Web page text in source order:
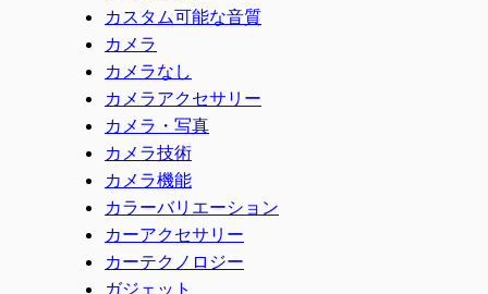
カスタム可能な音質
カメラ
カメラなし
カメラアクセサリー
カメラ・写真
カメラ技術
カメラ機能
カラーバリエーション
カーアクセサリー
カーテクノロジー
ガジェット